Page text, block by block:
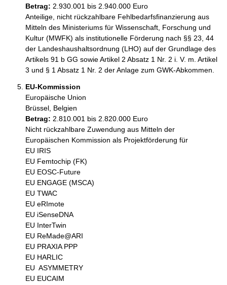
Betrag: 2.930.001 bis 2.940.000 Euro
Anteilige, nicht rückzahlbare Fehlbedarfsfinanzierung aus
Mitteln des Ministeriums für Wissenschaft, Forschung und
Kultur (MWFK) als institutionelle Förderung nach §§ 23, 44
der Landeshaushaltsordnung (LHO) auf der Grundlage des
Artikels 91 b GG sowie Artikel 2 Absatz 1 Nr. 2 i. V. m. Artikel
3 und § 1 Absatz 1 Nr. 2 der Anlage zum GWK-Abkommen.
EU-Kommission
Europäische Union
Brüssel, Belgien
Betrag: 2.810.001 bis 2.820.000 Euro
Nicht rückzahlbare Zuwendung aus Mitteln der
Europäischen Kommission als Projektförderung für
EU IRIS
EU Femtochip (FK)
EU EOSC-Future
EU ENGAGE (MSCA)
EU TWAC
EU eRImote
EU iSenseDNA
EU InterTwin
EU ReMade@ARI
EU PRAXIA PPP
EU HARLIC
EU  ASYMMETRY
EU EUCAIM